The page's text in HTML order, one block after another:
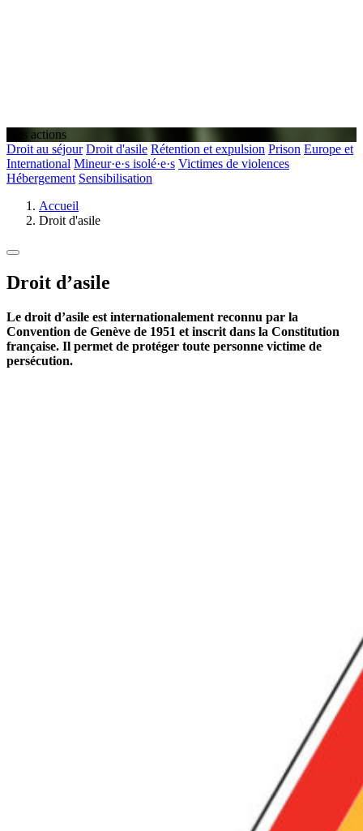
Nos actions
Droit au séjour Droit d'asile Rétention et expulsion Prison Europe et
International Mineur·e·s isolé·e·s Victimes de violences
Hébergement Sensibilisation
Accueil
Droit d'asile
Droit d’asile
Le droit d’asile est internationalement reconnu par la
Convention de Genève de 1951 et inscrit dans la Constitution
française. Il permet de protéger toute personne victime de
persécution.